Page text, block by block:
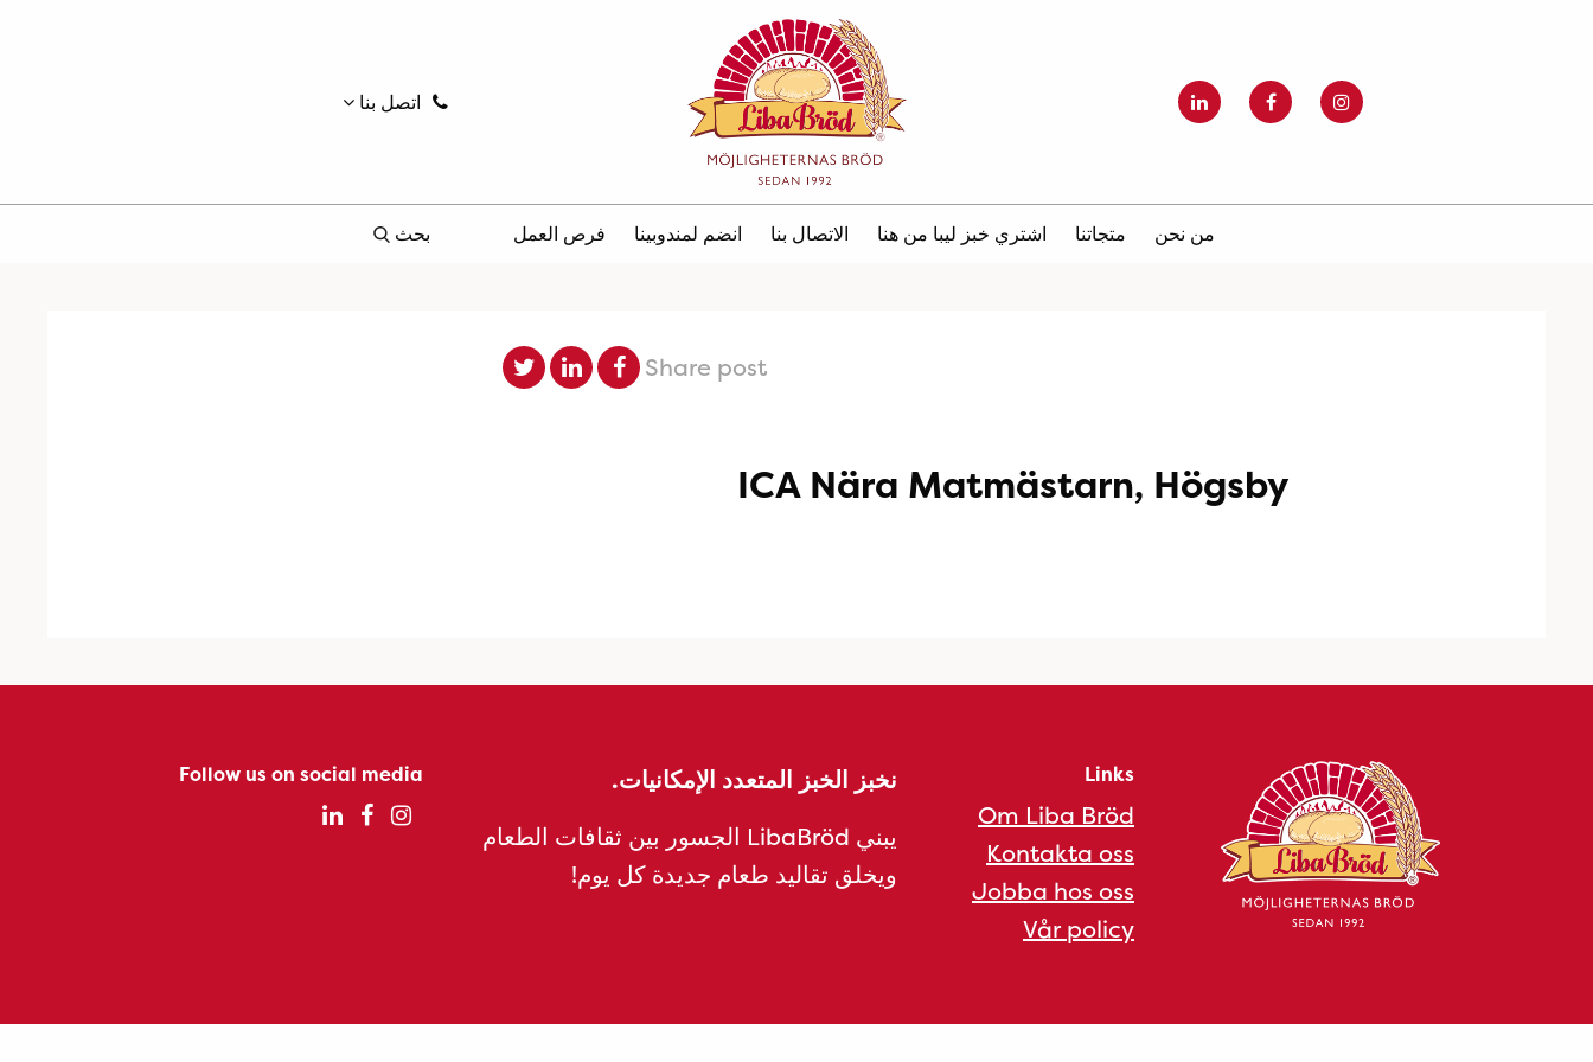
اتصل بنا
من نحن متجاتنا اشتري خبز ليبا من هنا الاتصال بنا انضم لمندوبينا فرص العمل بحث
Share post
ICA Nära Matmästarn, Högsby
Links
Om Liba Bröd
Kontakta oss
Jobba hos oss
Vår policy
نخبز الخبز المتعدد الإمكانيات.
يبني LibaBröd الجسور بين ثقافات الطعام
ويخلق تقاليد طعام جديدة كل يوم!
Follow us on social media